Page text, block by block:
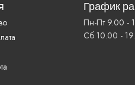
График
Пн-Пт 9.00 -
Сб 10.00 -